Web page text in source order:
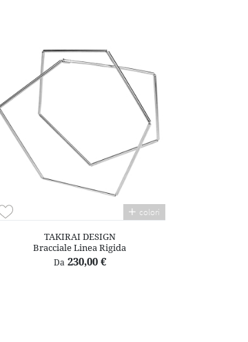
colori
TAKIRAI DESIGN
Bracciale Linea Rigida
Da230,00 €